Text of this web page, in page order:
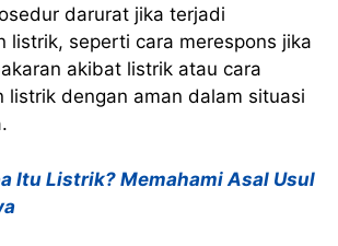
darurat jika terjadi
listrik, seperti cara merespons jika
akibat listrik atau cara
listrik dengan aman dalam situasi
Itu Listrik? Memahami Asal Usul